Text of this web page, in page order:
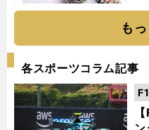
も
各スポーツコラム記事
F1